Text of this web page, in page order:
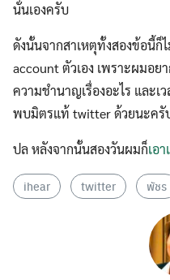
นั่นเองครับ
ดังนั้นจากสาเหตุทั้งสองข้อนี้ก็
account ตัวเอง เพราะผมอย
ความชำนาญเรื่องอะไร และเ
พบมิตรแท้ twitter ด้วยนะครั
ปล หลังจากนั้นสองวันผมก็เอ
ihear twitter พัชร